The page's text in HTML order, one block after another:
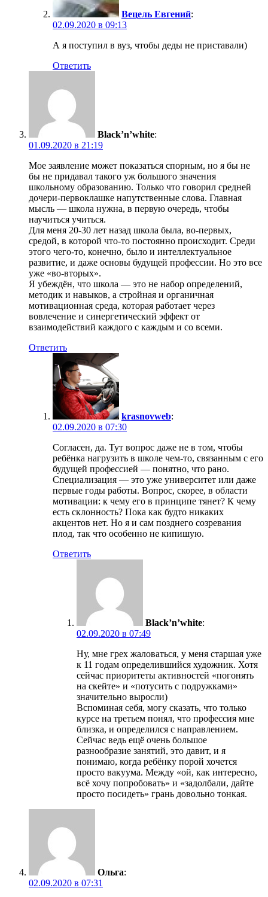
Вецель Евгений:
02.09.2020 в 09:13
А я поступил в вуз, чтобы деды не приставали)
Ответить
Black’n’white:
01.09.2020 в 21:19
Мое заявление может показаться спорным, но я бы не
бы не придавал такого уж большого значения
школьному образованию. Только что говорил средней
дочери-первоклашке напутственные слова. Главная
мысль — школа нужна, в первую очередь, чтобы
научиться учиться.
Для меня 20-30 лет назад школа была, во-первых,
средой, в которой что-то постоянно происходит. Среди
этого чего-то, конечно, было и интеллектуальное
развитие, и даже основы будущей профессии. Но это все
уже «во-вторых».
Я убеждён, что школа — это не набор определений,
методик и навыков, а стройная и органичная
мотивационная среда, которая работает через
вовлечение и синергетический эффект от
взаимодействий каждого с каждым и со всеми.
Ответить
krasnovweb:
02.09.2020 в 07:30
Согласен, да. Тут вопрос даже не в том, чтобы
ребёнка нагрузить в школе чем-то, связанным с его
будущей профессией — понятно, что рано.
Специализация — это уже университет или даже
первые годы работы. Вопрос, скорее, в области
мотивации: к чему его в принципе тянет? К чему
есть склонность? Пока как будто никаких
акцентов нет. Но я и сам позднего созревания
плод, так что особенно не кипишую.
Ответить
Black’n’white:
02.09.2020 в 07:49
Ну, мне грех жаловаться, у меня старшая уже
к 11 годам определившийся художник. Хотя
сейчас приоритеты активностей «погонять
на скейте» и «потусить с подружками»
значительно выросли)
Вспоминая себя, могу сказать, что только
курсе на третьем понял, что профессия мне
близка, и определился с направлением.
Сейчас ведь ещё очень большое
разнообразие занятий, это давит, и я
понимаю, когда ребёнку порой хочется
просто вакуума. Между «ой, как интересно,
всё хочу попробовать» и «задолбали, дайте
просто посидеть» грань довольно тонкая.
Ольга:
02.09.2020 в 07:31